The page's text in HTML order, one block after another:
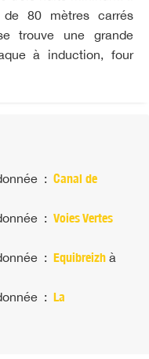
80 mètres carrés
trouve une grande
à induction, four
: Canal de
: Voies Vertes
: Equibreizh à
: La